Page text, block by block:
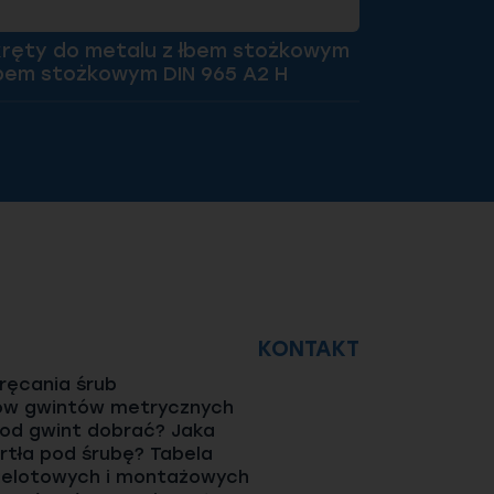
do metalu z łbem stożkowym
stożkowym DIN 965 A2 H
śrub
gwintów metrycznych
gwint dobrać? Jaka
pod śrubę? Tabela
i montażowych
KONTAKT